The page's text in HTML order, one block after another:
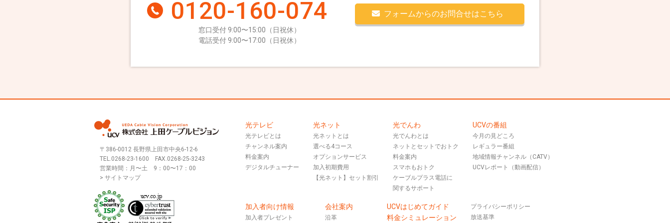
0120-160-074
窓口受付 9:00〜15:00（日祝休）
電話受付 9:00〜17:00（日祝休）
フォームからのお問合せはこちら
〒386-0012 長野県上田市中央6-12-6
TEL.0268-23-1600 FAX.0268-25-3243
営業時間：月〜土 9：00〜17：00
> サイトマップ
光テレビ
光テレビとは
チャンネル案内
料金案内
デジタルチューナー
光ネット
光ネットとは
選べる4コース
オプションサービス
加入初期費用
【光ネット】セット割引
光でんわ
光でんわとは
ネットとセットでおトク
料金案内
スマホもおトク
ケーブルプラス電話に
関するサポート
UCVの番組
今月の見どころ
レギュラー番組
地域情報チャンネル（CATV）
UCVレポート（動画配信）
加入者向け情報
加入者プレゼント
会社案内
沿革
UCVはじめてガイド
料金シミュレーション
プライバシーポリシー
放送基準